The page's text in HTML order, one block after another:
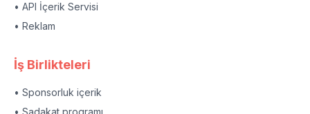
• API İçerik Servisi
• Reklam
İş Birlikteleri
• Sponsorluk içerik